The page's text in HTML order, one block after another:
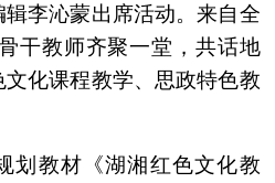
李沁蒙出席活动。来自全
干教师齐聚一堂，共话地
化课程教学、思政特色教
划教材《湖湘红色文化教